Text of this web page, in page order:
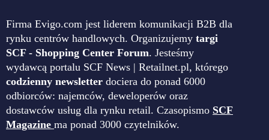
Firma Evigo.com jest liderem komunikacji B2B dla
rynku centrów handlowych. Organizujemy targi
SCF - Shopping Center Forum. Jesteśmy
wydawcą portalu SCF News | Retailnet.pl, którego
codzienny newsletter dociera do ponad 6000
odbiorców: najemców, deweloperów oraz
dostawców usług dla rynku retail. Czasopismo SCF
Magazine ma ponad 3000 czytelników.